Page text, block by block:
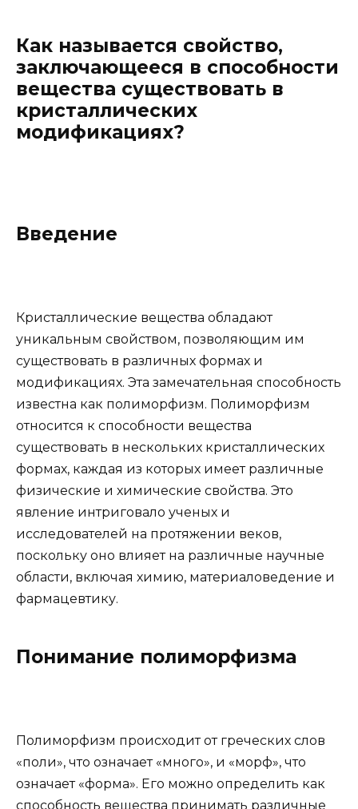
Как называется свойство,
заключающееся в способности
вещества существовать в
кристаллических
модификациях?
Введение
Кристаллические вещества обладают
уникальным свойством, позволяющим им
существовать в различных формах и
модификациях. Эта замечательная способность
известна как полиморфизм. Полиморфизм
относится к способности вещества
существовать в нескольких кристаллических
формах, каждая из которых имеет различные
физические и химические свойства. Это
явление интриговало ученых и
исследователей на протяжении веков,
поскольку оно влияет на различные научные
области, включая химию, материаловедение и
фармацевтику.
Понимание полиморфизма
Полиморфизм происходит от греческих слов
«поли», что означает «много», и «морф», что
означает «форма». Его можно определить как
способность вещества принимать различные